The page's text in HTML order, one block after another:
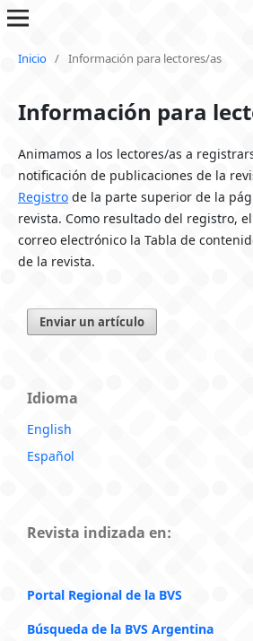
Inicio / Información para lectores/as
Información para
Animamos a los lectores/as a
notificación de publicaciones de la
Registrode la parte superior de la
revista. Como resultado del registro,
correo electrónico la Tabla de
de la revista.
Enviar un artículo
Idioma
English
Español
Revista indizada en:
Portal Regional de la BVS
Búsqueda de la BVS Argentina